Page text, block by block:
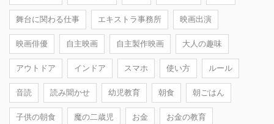
舞台に関わる仕事 エキストラ事務所 映画出演
映画俳優 自主映画 自主製作映画 大人の趣味
アウトドア インドア スマホ 使い方 ルール
音読 読み聞かせ 幼児教育 朝食 朝ごはん
子供の朝食 魔の二歳児 お金 お金の教育